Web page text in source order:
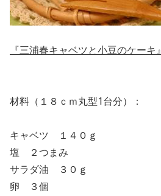
『三浦春キャベツと小豆のケーキ』
材料（１８ｃｍ丸型1台分）：
キャベツ １４０ｇ
塩 ２つまみ
サラダ油 ３０ｇ
卵 ３個